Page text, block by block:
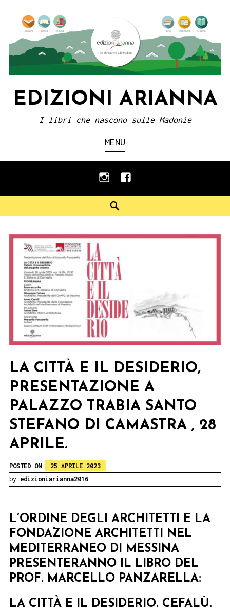
content
EDIZIONI ARIANNA
I libri che nascono sulle Madonie
MENU
instagramfacebook
LA CITTÀ E IL DESIDERIO,
PRESENTAZIONE A
PALAZZO TRABIA SANTO
STEFANO DI CAMASTRA , 28
APRILE.
POSTED ON
25 APRILE 2023
by edizioniarianna2016
L’ORDINE DEGLI ARCHITETTI E LA
FONDAZIONE ARCHITETTI NEL
MEDITERRANEO DI MESSINA
PRESENTERANNO IL LIBRO DEL
PROF. MARCELLO PANZARELLA:
LA CITTÀ E IL DESIDERIO. CEFALÙ.